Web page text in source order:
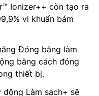
Ionizer++ còn tạo ra
vi khuẩn bám
Đóng băng làm
bằng cách đóng
thiết bị.
động Làm sạch+ sẽ